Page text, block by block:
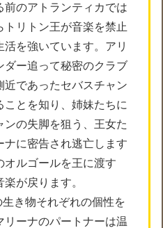
前のアトランティカでは
リトン王が音楽を禁止
を強いています。アリ
ダー追って秘密のクラブ
であったセバスチャン
ことを知り、姉妹たちに
の失脚を狙う、王女た
ナに密告され逃亡します
オルゴールを王に渡す
が戻ります。
き物それぞれの個性を
ーナのパートナーは温